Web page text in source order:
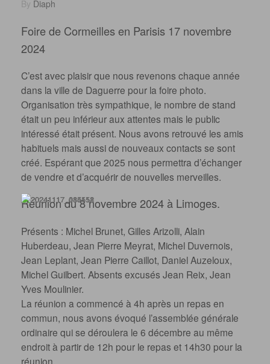
by Diaph
Foire de Cormeilles en Parisis 17 novembre
2024
C’est avec plaisir que nous revenons chaque année
dans la ville de Daguerre pour la foire photo.
Organisation très sympathique, le nombre de stand
était un peu inférieur aux attentes mais le public
intéressé était présent. Nous avons retrouvé les amis
habituels mais aussi de nouveaux contacts se sont
créé. Espérant que 2025 nous permettra d’échanger
de vendre et d’acquérir de nouvelles merveilles.
Réunion du 8 novembre 2024 à Limoges.
Présents : Michel Brunet, Gilles Arizolli, Alain
Huberdeau, Jean Pierre Meyrat, Michel Duvernois,
Jean Leplant, Jean Pierre Caillot, Daniel Auzeloux,
Michel Guilbert. Absents excusés Jean Reix, Jean
Yves Moulinier.
La réunion a commencé à 4h après un repas en
commun, nous avons évoqué l’assemblée générale
ordinaire qui se déroulera le 6 décembre au même
endroit à partir de 12h pour le repas et 14h30 pour la
réunion.